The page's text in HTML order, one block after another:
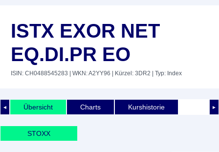
ISTX EXOR NET
EQ.DI.PR EO
ISIN: CH0488545283 | WKN: A2YY96 | Kürzel: 3DR2 | Typ: Index
◄ ►
Übersicht Charts Kurshistorie
STOXX